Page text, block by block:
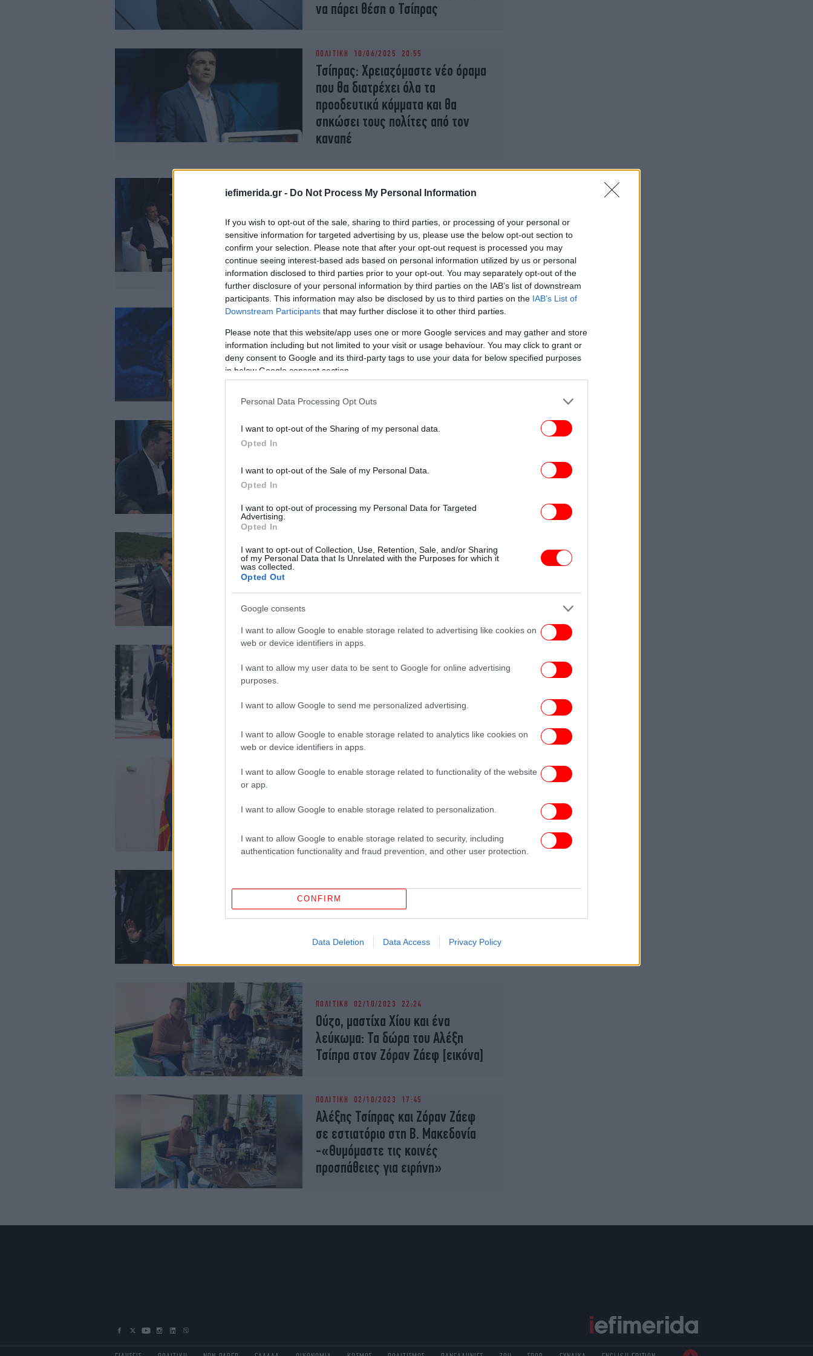
iefimerida.gr - Do Not Process My Personal Information
If you wish to opt-out of the sale, sharing to third parties, or processing of your personal or
sensitive information for targeted advertising by us, please use the below opt-out section to
confirm your selection. Please note that after your opt-out request is processed you may
continue seeing interest-based ads based on personal information utilized by us or personal
information disclosed to third parties prior to your opt-out. You may separately opt-out of the
further disclosure of your personal information by third parties on the IAB’s list of downstream
participants. This information may also be disclosed by us to third parties on the IAB’s List of
Downstream Participants that may further disclose it to other third parties.
Please note that this website/app uses one or more Google services and may gather and store
information including but not limited to your visit or usage behaviour. You may click to grant or
deny consent to Google and its third-party tags to use your data for below specified purposes
in below Google consent section.
Personal Data Processing Opt Outs
I want to opt-out of the Sharing of my personal data.
Opted In
I want to opt-out of the Sale of my Personal Data.
Opted In
I want to opt-out of processing my Personal Data for Targeted
Advertising.
Opted In
I want to opt-out of Collection, Use, Retention, Sale, and/or Sharing
of my Personal Data that Is Unrelated with the Purposes for which it
was collected.
Opted Out
Google consents
I want to allow Google to enable storage related to advertising like cookies on
web or device identifiers in apps.
I want to allow my user data to be sent to Google for online advertising
purposes.
I want to allow Google to send me personalized advertising.
I want to allow Google to enable storage related to analytics like cookies on
web or device identifiers in apps.
I want to allow Google to enable storage related to functionality of the website
or app.
I want to allow Google to enable storage related to personalization.
I want to allow Google to enable storage related to security, including
authentication functionality and fraud prevention, and other user protection.
CONFIRM
Data Deletion Data Access Privacy Policy
να πάρει θέση ο Τσίπρας
ΠΟΛΙΤΙΚΗ 10/06/2025 20:55
Τσίπρας: Χρειαζόμαστε νέο όραμα
που θα διατρέχει όλα τα
προοδευτικά κόμματα και θα
σηκώσει τους πολίτες από τον
καναπέ
Τσίπρας επιβραβεύει Μητσοτάκη:
«Σωστή πολιτική» και όχι
«κωλοτούμπα» η στάση του
έναντι της Συμφωνίας των
Πρεσπών
ΠΟΛΙΤΙΚΗ 17/06/2024 18:48
Τσίπρας και Ζάεφ βράβευσαν τον
Νίμιτς -«Να σεβαστούν τη
Συμφωνία των Πρεσπών» είπε ο
πρώην διαμεσολαβητής του ΟΗΕ
ινστιτούτου Τσίπρα -Ποιοι πήγαν
Τσίπρας και Ζάεφ καλούν σε
05/06/2024 10:57
Συνέδριο Τσίπρα-Ζάεφ στην
Παπανδρέου, Γκουτέρες -Όλα τα
Τσίπρας και Ζάεφ οργανώνουν τον
διάσκεψη για την Ειρήνη και την
Επικοινωνία Τσίπρα-Ζάεφ: Να
στηρίξουμε την Συμφωνία των
επικίνδυνος ο λαϊκισμός
ΠΟΛΙΤΙΚΗ 02/10/2023 22:24
Ούζο, μαστίχα Χίου και ένα
λεύκωμα: Τα δώρα του Αλέξη
Τσίπρα στον Ζόραν Ζάεφ [εικόνα]
ΠΟΛΙΤΙΚΗ 02/10/2023 17:45
Αλέξης Τσίπρας και Ζόραν Ζάεφ
σε εστιατόριο στη Β. Μακεδονία
-«Θυμόμαστε τις κοινές
προσπάθειες για ειρήνη»